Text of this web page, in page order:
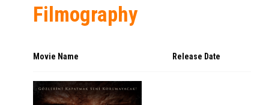
Filmography
Movie Name Release Date